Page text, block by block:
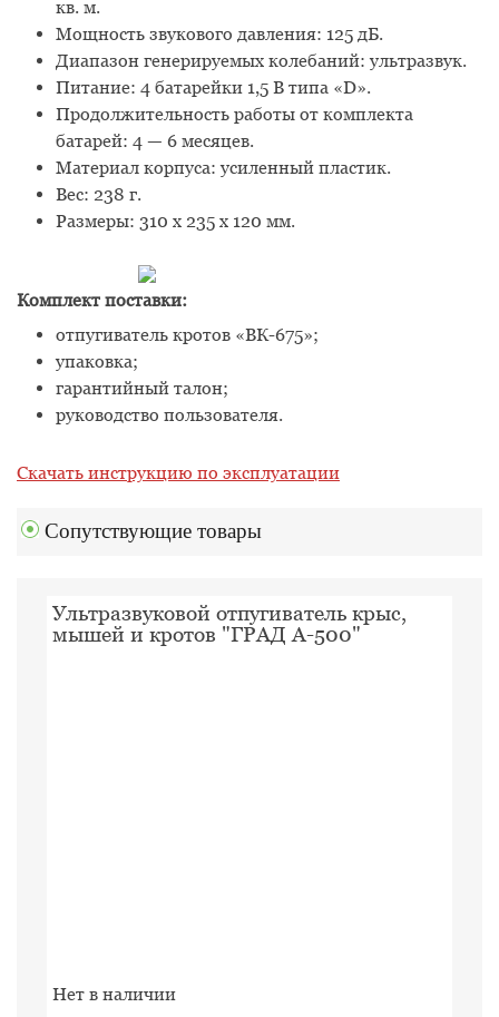
кв. м.
Мощность звукового давления: 125 дБ.
Диапазон генерируемых колебаний: ультразвук.
Питание: 4 батарейки 1,5 В типа «D».
Продолжительность работы от комплекта
батарей: 4 — 6 месяцев.
Материал корпуса: усиленный пластик.
Вес: 238 г.
Размеры: 310 х 235 х 120 мм.
Комплект поставки:
отпугиватель кротов «ВК-675»;
упаковка;
гарантийный талон;
руководство пользователя.
Скачать инструкцию по эксплуатации
Сопутствующие товары
Ультразвуковой отпугиватель крыс,
мышей и кротов "ГРАД А-500"
Нет в наличии